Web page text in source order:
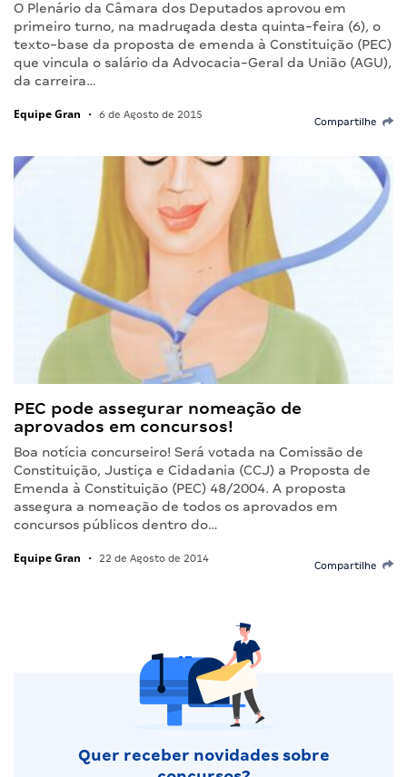
O Plenário da Câmara dos Deputados aprovou em
primeiro turno, na madrugada desta quinta-feira (6), o
texto-base da proposta de emenda à Constituição (PEC)
que vincula o salário da Advocacia-Geral da União (AGU),
da carreira…
Equipe Gran • 6 de Agosto de 2015
Compartilhe
PEC pode assegurar nomeação de
aprovados em concursos!
Boa notícia concurseiro! Será votada na Comissão de
Constituição, Justiça e Cidadania (CCJ) a Proposta de
Emenda à Constituição (PEC) 48/2004. A proposta
assegura a nomeação de todos os aprovados em
concursos públicos dentro do…
Equipe Gran • 22 de Agosto de 2014
Compartilhe
Quer receber novidades sobre